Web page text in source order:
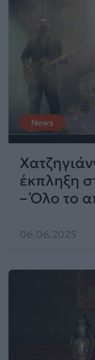
News
έκπληξη
– Όλο το
06.06.2025